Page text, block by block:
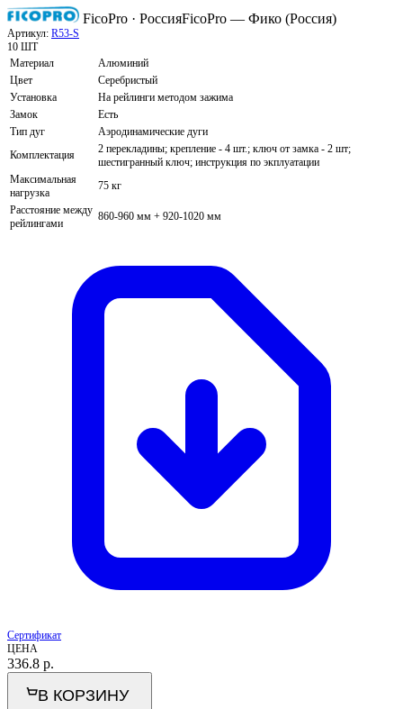
FicoPro · РоссияFicoPro — Фико (Россия)
Артикул: R53-S
10 ШТ
Материал
Алюминий
Цвет
Серебристый
Установка
На рейлинги методом зажима
Замок
Есть
Тип дуг
Аэродинамические дуги
Комплектация
2 перекладины; крепление - 4 шт.; ключ от замка - 2 шт;
шестигранный ключ; инструкция по экплуатации
Максимальная
нагрузка
75 кг
Расстояние между
рейлингами
860-960 мм + 920-1020 мм
Сертификат
ЦЕНА
336.8 р.
В КОРЗИНУ